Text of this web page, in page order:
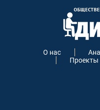
О нас
Проекты